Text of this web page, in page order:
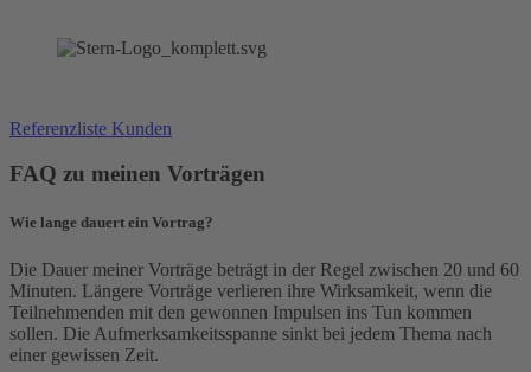
Referenzliste Kunden
FAQ zu meinen Vorträgen
Wie lange dauert ein Vortrag?
Die Dauer meiner Vorträge beträgt in der Regel zwischen 20 und 60
Minuten. Längere Vorträge verlieren ihre Wirksamkeit, wenn die
Teilnehmenden mit den gewonnen Impulsen ins Tun kommen
sollen. Die Aufmerksamkeitsspanne sinkt bei jedem Thema nach
einer gewissen Zeit.